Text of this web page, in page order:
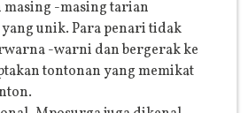
-masing tarian
unik. Para penari tidak
-warni dan bergerak ke
tontonan yang memikat